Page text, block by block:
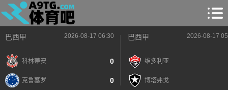
巴西甲 2026-08-17 06:30
科林蒂安 0
克鲁塞罗 0
巴西甲 2026-08-17
维多利亚
博塔弗戈